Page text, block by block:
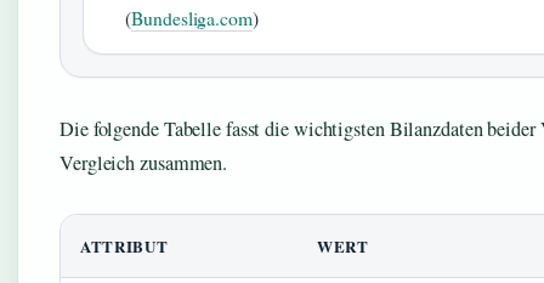
(Bundesliga.com)
Die folgende Tabelle fasst die wichtigsten Bilanzdaten
Vergleich zusammen.
ATTRIBUT WERT